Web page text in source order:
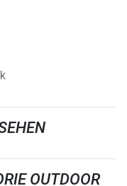
OUTDOOR